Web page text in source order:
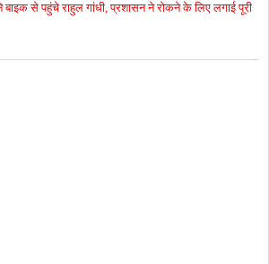
बाइक से पहुंचे राहुल गांधी, प्रशासन ने रोकने के लिए लगाई पूरी